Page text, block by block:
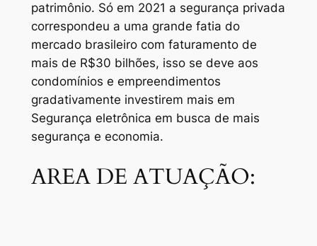
patrimônio. Só em 2021 a segurança privada
correspondeu a uma grande fatia do
mercado brasileiro com faturamento de
mais de R$30 bilhões, isso se deve aos
condomínios e empreendimentos
gradativamente investirem mais em
Segurança eletrônica em busca de mais
segurança e economia.
AREA DE ATUAÇÃO: